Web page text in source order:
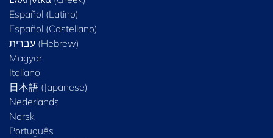
Español (Latino)
Español (Castellano)
Magyar
Italiano
日本語 (Japanese)
Nederlands
Norsk
Português